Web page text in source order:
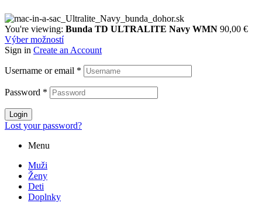
You're viewing: Bunda TD ULTRALITE Navy WMN 90,00 €
Výber možností
Sign in Create an Account
Username or email *
Password *
Login
Lost your password?
Menu
Muži
Ženy
Deti
Doplnky